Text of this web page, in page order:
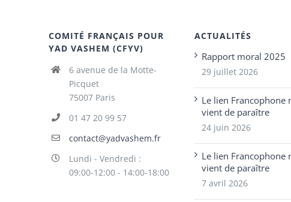
COMITÉ FRANÇAIS POUR
YAD VASHEM (CFYV)
6 avenue de la Motte-
Picquet
75007 Paris
01 47 20 99 57
contact@yadvashem.fr
Lundi - Vendredi :
09:00-12:00 - 14:00-18:00
ACTUALITÉS
Rapport moral 2025
29 juillet 2026
Le lien Francophone
vient de paraître
24 juin 2026
Le lien Francophone
vient de paraître
7 avril 2026